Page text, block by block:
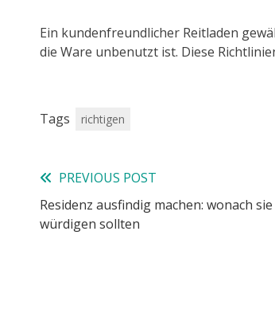
Ein kundenfreundlicher Reitladen
die Ware unbenutzt ist. Diese
Tags richtigen
Read
more
PREVIOUS POST
Residenz ausfindig machen: wonach
würdigen sollten